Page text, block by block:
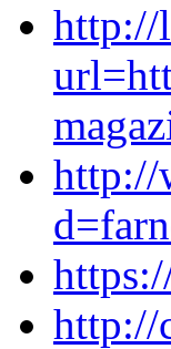
http://
http://
http://